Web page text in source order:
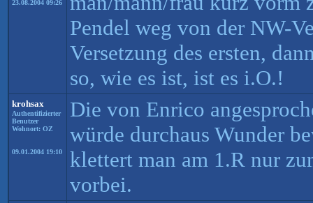
23.08.2004 09:26
Pendel weg von der NW-
Versetzung des ersten,
so, wie es ist, ist es i.O.!
krohsax
Authentifizierter
Benutzer
Wohnort: OZ
09.01.2004 19:10
Die von Enrico
würde durchaus Wunder
klettert man am 1.R nur
vorbei.